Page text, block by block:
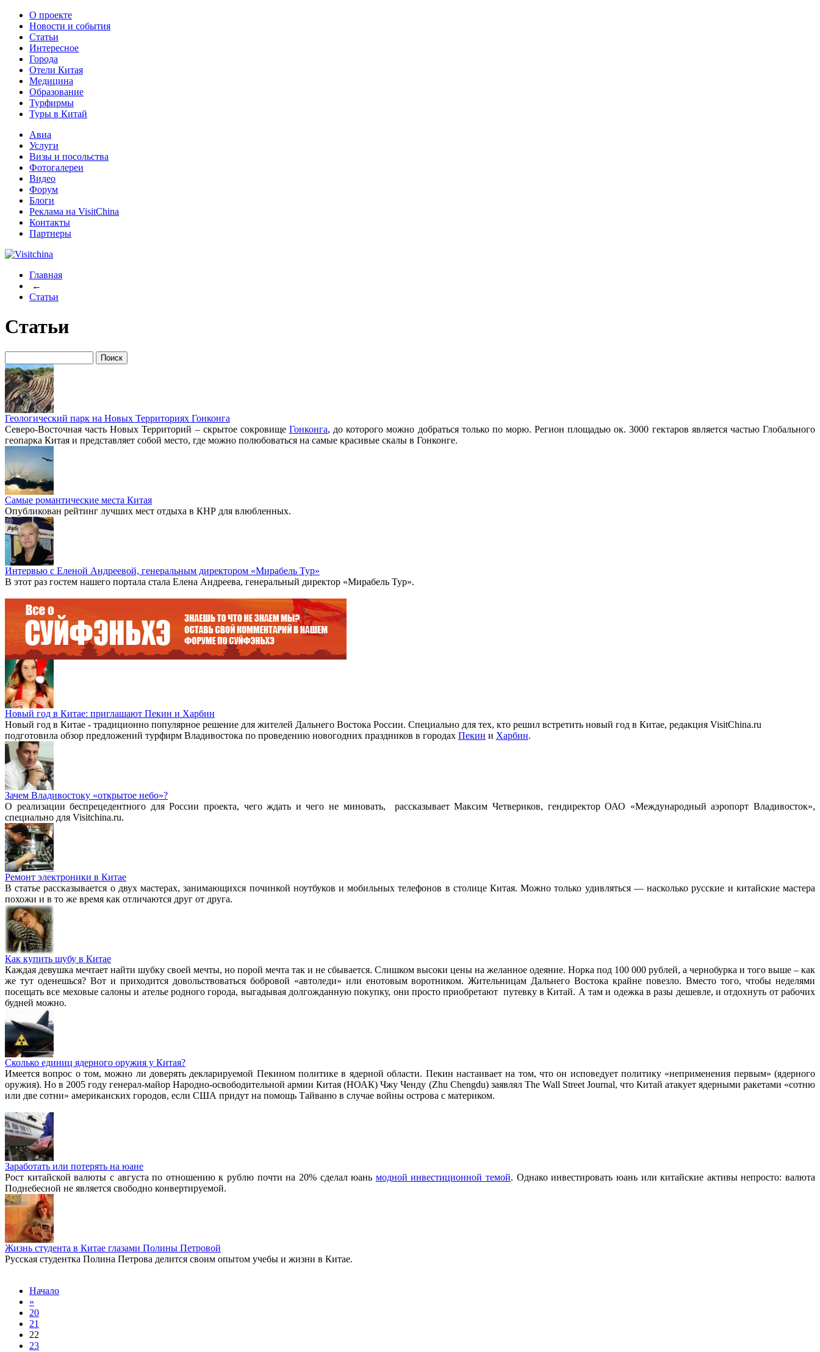
О проекте
Новости и события
Статьи
Интересное
Города
Отели Китая
Медицина
Образование
Турфирмы
Туры в Китай
Авиа
Услуги
Визы и посольства
Фотогалереи
Видео
Форум
Блоги
Реклама на VisitChina
Контакты
Партнеры
Главная
←
Статьи
Статьи
Геологический парк на Новых Территориях Гонконга
Северо-Восточная часть Новых Территорий – скрытое сокровище Гонконга, до которого можно добраться только по морю. Регион площадью ок. 3000 гектаров является частью Глобального
геопарка Китая и представляет собой место, где можно полюбоваться на самые красивые скалы в Гонконге.
Самые романтические места Китая
Опубликован рейтинг лучших мест отдыха в КНР для влюбленных.
Интервью с Еленой Андреевой, генеральным директором «Мирабель Тур»
В этот раз гостем нашего портала стала Елена Андреева, генеральный директор «Мирабель Тур».
Новый год в Китае: приглашают Пекин и Харбин
Новый год в Китае - традиционно популярное решение для жителей Дальнего Востока России. Специально для тех, кто решил встретить новый год в Китае, редакция VisitChina.ru
подготовила обзор предложений турфирм Владивостока по проведению новогодних праздников в городах Пекин и Харбин.
Зачем Владивостоку «открытое небо»?
О реализации беспрецедентного для России проекта, чего ждать и чего не миновать, рассказывает Максим Четвериков, гендиректор ОАО «Международный аэропорт Владивосток»,
специально для Visitchina.ru.
Ремонт электроники в Китае
В статье рассказывается о двух мастерах, занимающихся починкой ноутбуков и мобильных телефонов в столице Китая. Можно только удивляться — насколько русские и китайские мастера
похожи и в то же время как отличаются друг от друга.
Как купить шубу в Китае
Каждая девушка мечтает найти шубку своей мечты, но порой мечта так и не сбывается. Слишком высоки цены на желанное одеяние. Норка под 100 000 рублей, а чернобурка и того выше – как
же тут оденешься? Вот и приходится довольствоваться бобровой «автоледи» или енотовым воротником. Жительницам Дальнего Востока крайне повезло. Вместо того, чтобы неделями
посещать все меховые салоны и ателье родного города, выгадывая долгожданную покупку, они просто приобретают путевку в Китай. А там и одежка в разы дешевле, и отдохнуть от рабочих
будней можно.
Сколько единиц ядерного оружия у Китая?
Имеется вопрос о том, можно ли доверять декларируемой Пекином политике в ядерной области. Пекин настаивает на том, что он исповедует политику «неприменения первым» (ядерного
оружия). Но в 2005 году генерал-майор Народно-освободительной армии Китая (НОАК) Чжу Ченду (Zhu Chengdu) заявлял The Wall Street Journal, что Китай атакует ядерными ракетами «сотню
или две сотни» американских городов, если США придут на помощь Тайваню в случае войны острова с материком.
Подробнее:
http://news.mail.ru/politics/7158988/
Заработать или потерять на юане
Рост китайской валюты с августа по отношению к рублю почти на 20% сделал юань модной инвестиционной темой. Однако инвестировать юань или китайские активы непросто: валюта
Поднебесной не является свободно конвертируемой.
Жизнь студента в Китае глазами Полины Петровой
Русская студентка Полина Петрова делится своим опытом учебы и жизни в Китае.
Начало
«
20
21
22
23